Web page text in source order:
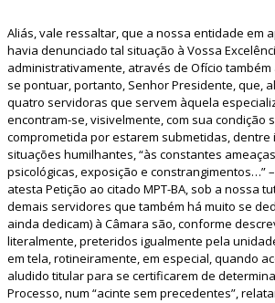
Aliás, vale ressaltar, que a nossa entidade em
havia denunciado tal situação à Vossa
administrativamente, através de Ofício também
se pontuar, portanto, Senhor Presidente, que,
quatro servidoras que servem àquela
encontram-se, visivelmente, com sua condição
comprometida por estarem submetidas, dentre
situações humilhantes, “às constantes ameaças
psicológicas, exposição e constrangimentos…”
atesta Petição ao citado MPT-BA, sob a nossa
demais servidores que também há muito se
ainda dedicam) à Câmara são, conforme
literalmente, preteridos igualmente pela
em tela, rotineiramente, em especial, quando
aludido titular para se certificarem de
Processo, num “acinte sem precedentes”,